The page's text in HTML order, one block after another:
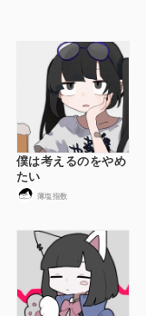
僕は考えるのをやめ
たい
薄塩指数